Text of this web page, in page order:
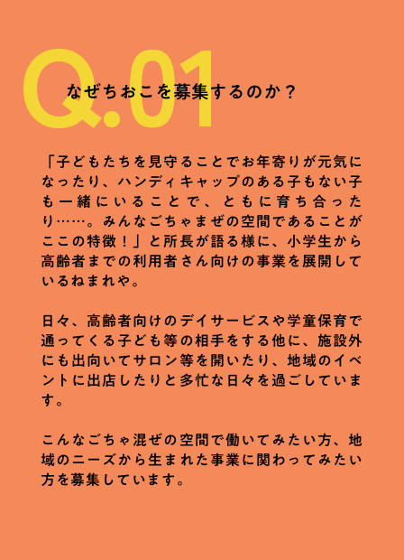
Q.01
なぜちおこを募集するのか？
「子どもたちを見守ることでお年寄りが元気に
なったり、ハンディキャップのある子もない子
も一緒にいることで、ともに育ち合った
り……。みんなごちゃまぜの空間であることが
ここの特徴！」と所長が語る様に、小学生から
高齢者までの利用者さん向けの事業を展開して
いるねまれや。
日々、高齢者向けのデイサービスや学童保育で
通ってくる子ども等の相手をする他に、施設外
にも出向いてサロン等を開いたり、地域のイベ
ントに出店したりと多忙な日々を過ごしていま
す。
こんなごちゃ混ぜの空間で働いてみたい方、地
域のニーズから生まれた事業に関わってみたい
方を募集しています。